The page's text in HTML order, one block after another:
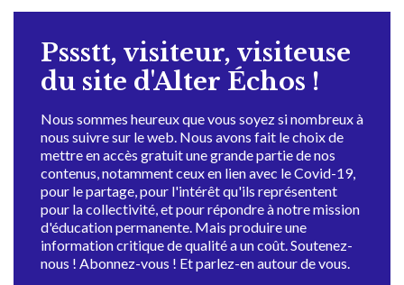
Pssstt, visiteur, visiteuse
du site d'Alter Échos !
Nous sommes heureux que vous soyez si nombreux à
nous suivre sur le web. Nous avons fait le choix de
mettre en accès gratuit une grande partie de nos
contenus, notamment ceux en lien avec le Covid-19,
pour le partage, pour l'intérêt qu'ils représentent
pour la collectivité, et pour répondre à notre mission
d'éducation permanente. Mais produire une
information critique de qualité a un coût. Soutenez-
nous ! Abonnez-vous ! Et parlez-en autour de vous.